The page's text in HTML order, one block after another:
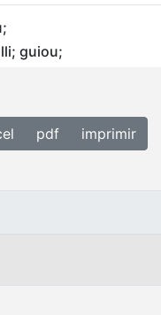
guiou;
pdf imprimir